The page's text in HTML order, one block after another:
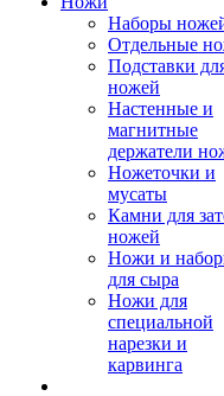
Наборы
Отдельные
Подставки
ножей
Настенные и
магнитные
держатели
Ножеточки и
мусаты
Камни для
ножей
Ножи и
для сыра
Ножи для
специальной
нарезки и
карвинга